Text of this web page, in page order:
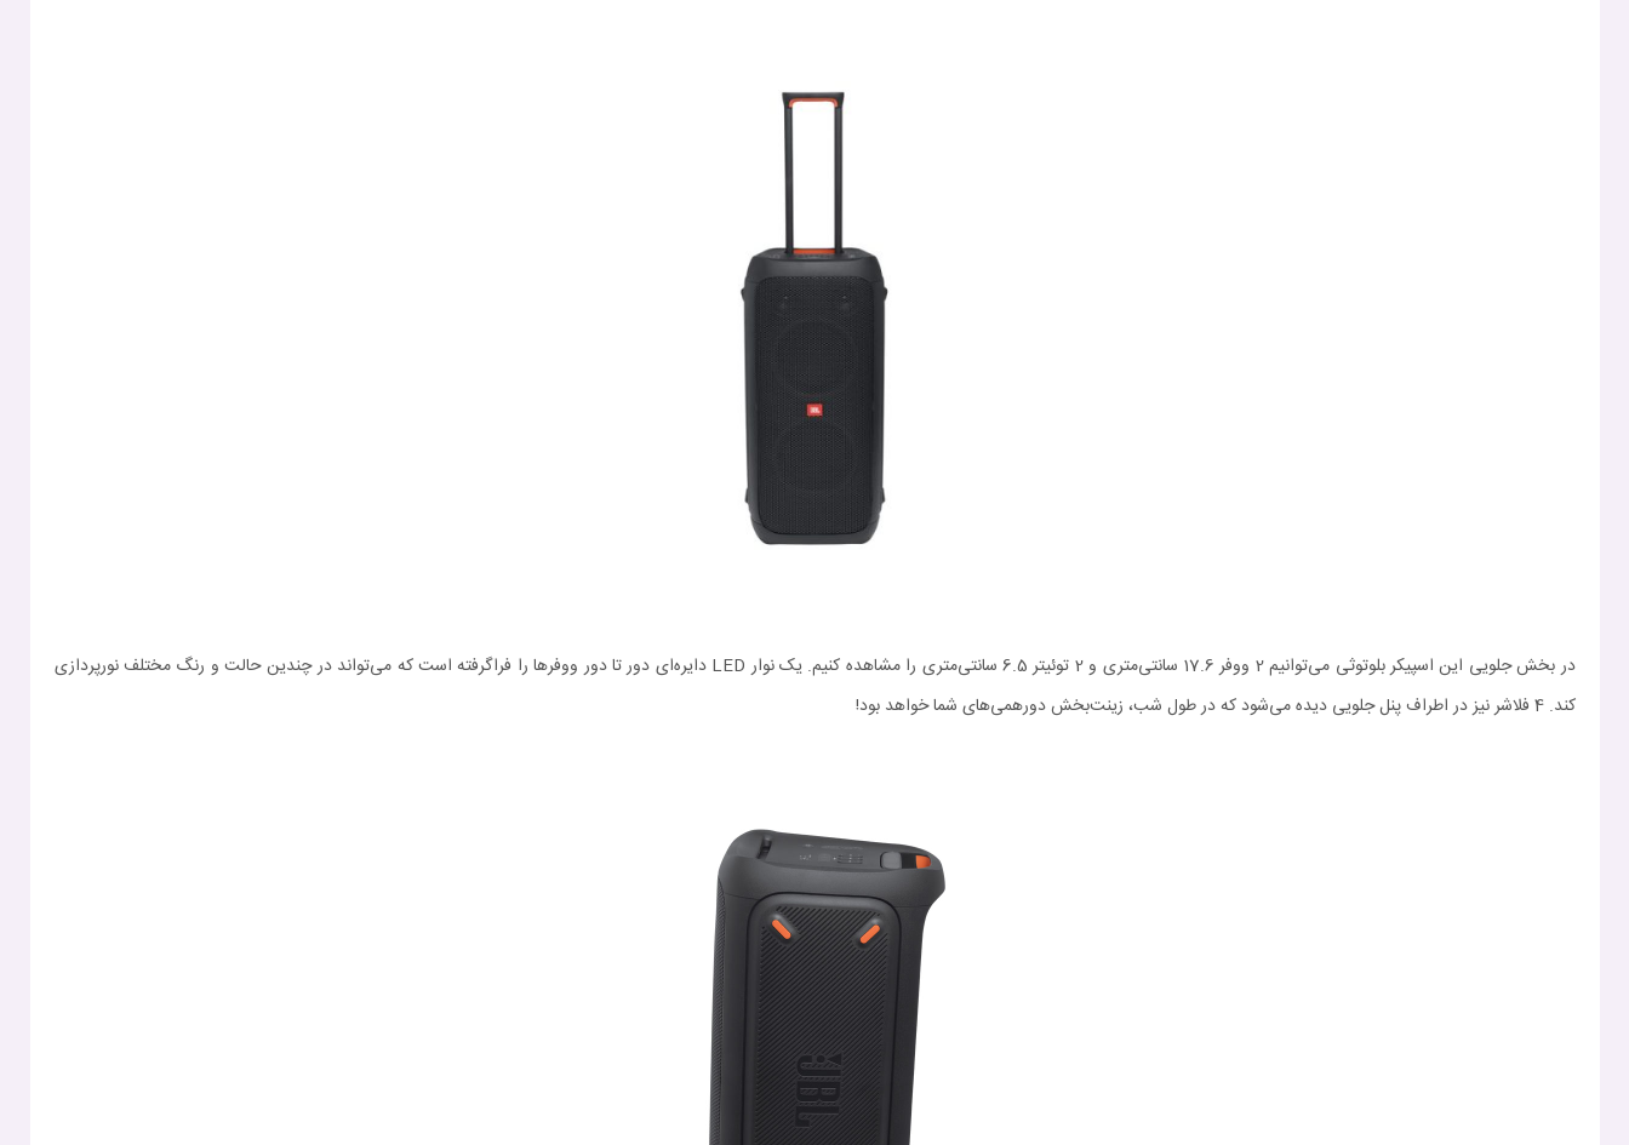
در بخش جلویی این اسپیکر بلوتوثی می‌توانیم 2 ووفر 17.6 سانتی‌متری و 2 توئیتر 6.5 سانتی‌متری را مشاهده کنیم. یک نوار LED دایره‌ای دور تا دور ووفرها را فراگرفته است که می‌تواند در چندین حالت و رنگ مختلف نورپردازی
کند. 4 فلاشر نیز در اطراف پنل جلویی دیده می‌شود که در طول شب، زینت‌بخش دورهمی‌های شما خواهد بود!